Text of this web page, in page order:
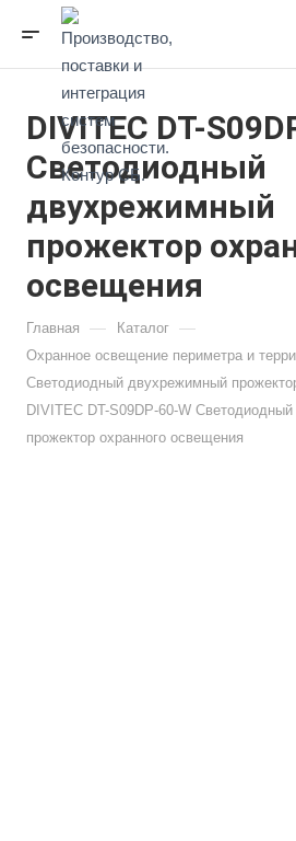
DIVITEC DT-
Светодиодный
двухрежимный
прожектор
освещения
Главная — Каталог —
Охранное освещение периметра и
Светодиодный двухрежимный
DIVITEC DT-S09DP-60-W
прожектор охранного освещения